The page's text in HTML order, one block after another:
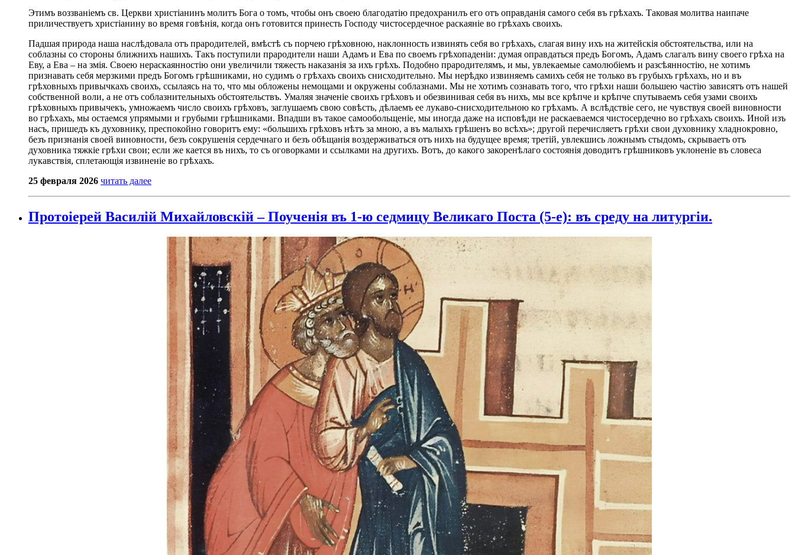
Этимъ воззваніемъ св. Церкви христіанинъ молитъ Бога о томъ, чтобы онъ своею благодатію предохранилъ его отъ оправданія самого себя въ грѣхахъ. Таковая молитва наипаче
приличествуетъ христіанину во время говѣнія, когда онъ готовится принесть Господу чистосердечное раскаяніе во грѣхахъ своихъ.
Падшая природа наша наслѣдовала отъ прародителей, вмѣстѣ съ порчею грѣховною, наклонность извинять себя во грѣхахъ, слагая вину ихъ на житейскія обстоятельства, или на
соблазны со стороны ближнихъ нашихъ. Такъ поступили прародители наши Адамъ и Ева по своемъ грѣхопаденіи: думая оправдаться предъ Богомъ, Адамъ слагалъ вину своего грѣха на
Еву, а Ева – на змія. Своею нераскаянностію они увеличили тяжесть наказанія за ихъ грѣхъ. Подобно прародителямъ, и мы, увлекаемые самолюбіемъ и разсѣянностію, не хотимъ
признавать себя мерзкими предъ Богомъ грѣшниками, но судимъ о грѣхахъ своихъ снисходительно. Мы нерѣдко извиняемъ самихъ себя не только въ грубыхъ грѣхахъ, но и въ
грѣховныхъ привычкахъ своихъ, ссылаясь на то, что мы обложены немощами и окружены соблазнами. Мы не хотимъ сознавать того, что грѣхи наши большею частію зависятъ отъ нашей
собственной воли, а не отъ соблазнительныхъ обстоятельствъ. Умаляя значеніе своихъ грѣховъ и обезвинивая себя въ нихъ, мы все крѣпче и крѣпче спутываемъ себя узами своихъ
грѣховныхъ привычекъ, умножаемъ число своихъ грѣховъ, заглушаемъ свою совѣсть, дѣлаемъ ее лукаво-снисходительною ко грѣхамъ. А вслѣдствіе сего, не чувствуя своей виновности
во грѣхахъ, мы остаемся упрямыми и грубыми грѣшниками. Впадши въ такое самообольщеніе, мы иногда даже на исповѣди не раскаеваемся чистосердечно во грѣхахъ своихъ. Иной изъ
насъ, пришедъ къ духовнику, преспокойно говоритъ ему: «большихъ грѣховъ нѣтъ за мною, а въ малыхъ грѣшенъ во всѣхъ»; другой перечисляетъ грѣхи свои духовнику хладнокровно,
безъ признанія своей виновности, безъ сокрушенія сердечнаго и безъ обѣщанія воздерживаться отъ нихъ на будущее время; третій, увлекшись ложнымъ стыдомъ, скрываетъ отъ
духовника тяжкіе грѣхи свои; если же кается въ нихъ, то съ оговорками и ссылками на другихъ. Вотъ, до какого закоренѣлаго состоянія доводитъ грѣшниковъ уклоненіе въ словеса
лукавствія, сплетающія извиненіе во грѣхахъ.
25 февраля 2026 читать далее
Протоіерей Василій Михайловскій – Поученія въ 1-ю седмицу Великаго Поста (5-е): въ среду на литургіи.